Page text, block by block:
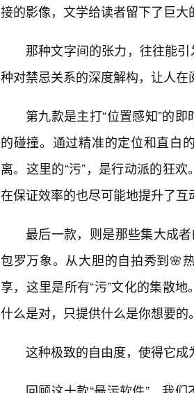
接的影像，文学给读者留下了巨大
那种文字间的张力，往往能
种对禁忌关系的深度解构，让人在
第九款是主打“位置感知”的
的碰撞。通过精准的定位和直白
离。这里的“污”，是行动派的狂
在保证效率的也尽可能地提升了互
最后一款，则是那些集大成者
包罗万象。从大胆的自拍秀到🌸
享，这里是所有“污”文化的集散
什么是对，只提供什么是你想要的。
这种极致的自由度，使得它成